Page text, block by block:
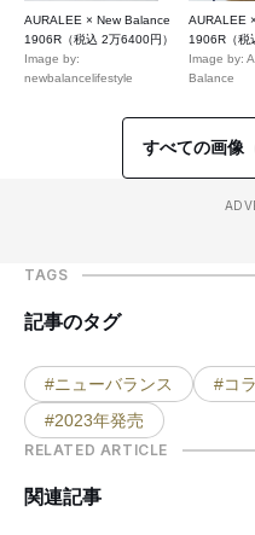
AURALEE × New Balance
1906R（税込 2万6400円）
Image by:
newbalancelifestyle
AURALEE
1906R（税
Image by:
Balance
すべての画像
TAGS
記事のタグ
#ニューバランス #コ
#2023年発売
RELATED ARTICLE
関連記事